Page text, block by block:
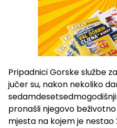
Pripadnici Gorske službe
jučer su, nakon nekoliko
pronašli njegovo beživotno
mjesta na kojem je nestao